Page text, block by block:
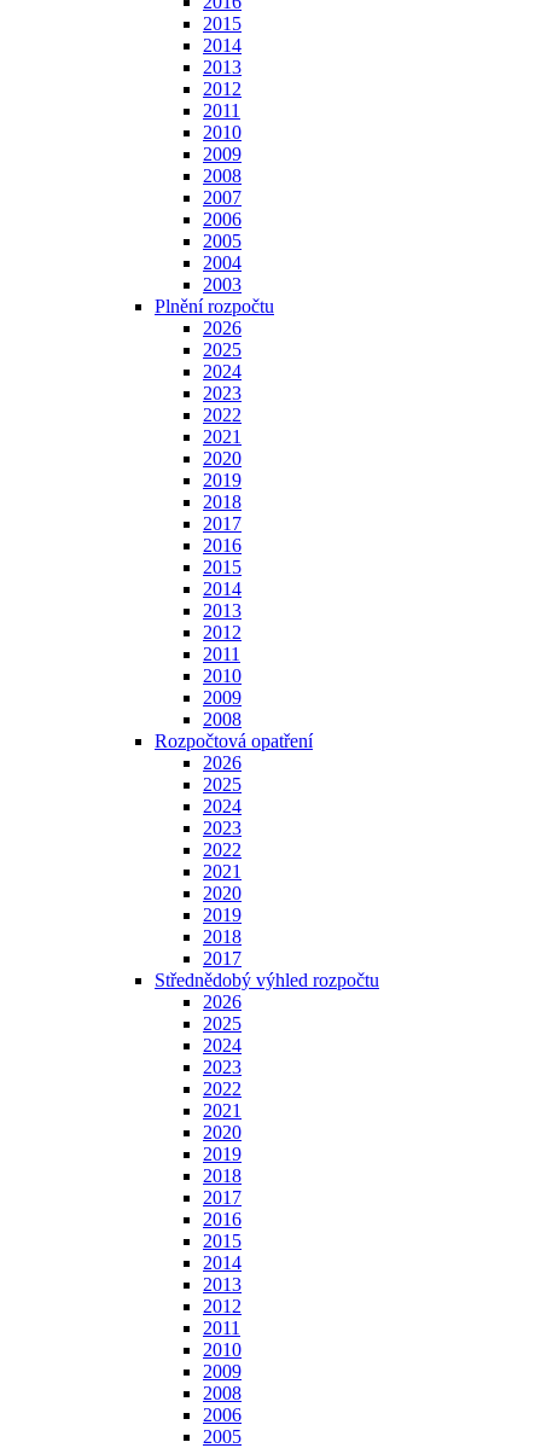
2015
2014
2013
2012
2011
2010
2009
2008
2007
2006
2005
2004
2003
Plnění rozpočtu
2026
2025
2024
2023
2022
2021
2020
2019
2018
2017
2016
2015
2014
2013
2012
2011
2010
2009
2008
Rozpočtová opatření
2026
2025
2024
2023
2022
2021
2020
2019
2018
2017
Střednědobý výhled rozpočtu
2026
2025
2024
2023
2022
2021
2020
2019
2018
2017
2016
2015
2014
2013
2012
2011
2010
2009
2008
2006
2005